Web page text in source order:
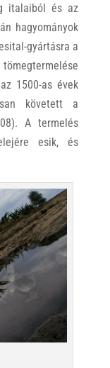
italaiból és az
hagyományok
gyártásra a
1500-as évek
követett a
A termelés
esik, és